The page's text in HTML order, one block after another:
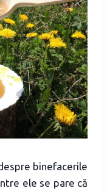
binefacerile
ele se pare că